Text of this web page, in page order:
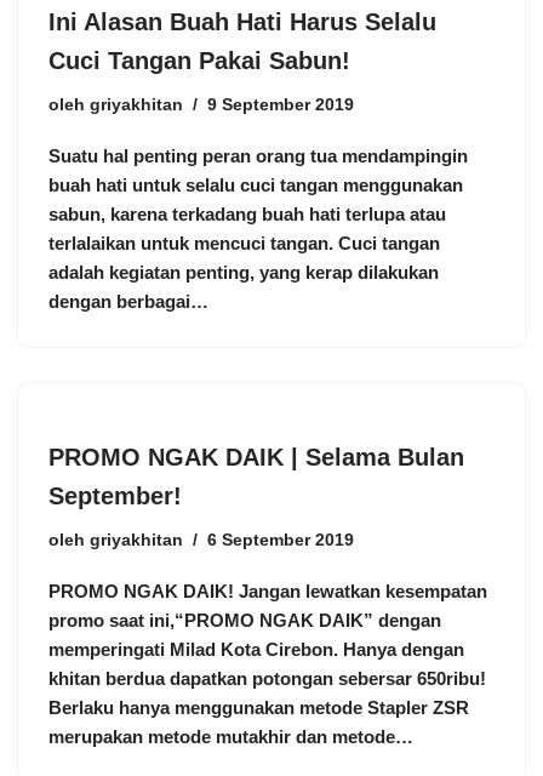
Ini Alasan Buah Hati Harus Selalu
Cuci Tangan Pakai Sabun!
oleh griyakhitan 9 September 2019
Suatu hal penting peran orang tua mendampingin
buah hati untuk selalu cuci tangan menggunakan
sabun, karena terkadang buah hati terlupa atau
terlalaikan untuk mencuci tangan. Cuci tangan
adalah kegiatan penting, yang kerap dilakukan
dengan berbagai…
PROMO NGAK DAIK | Selama Bulan
September!
oleh griyakhitan 6 September 2019
PROMO NGAK DAIK! Jangan lewatkan kesempatan
promo saat ini,“PROMO NGAK DAIK” dengan
memperingati Milad Kota Cirebon. Hanya dengan
khitan berdua dapatkan potongan sebersar 650ribu!
Berlaku hanya menggunakan metode Stapler ZSR
merupakan metode mutakhir dan metode…